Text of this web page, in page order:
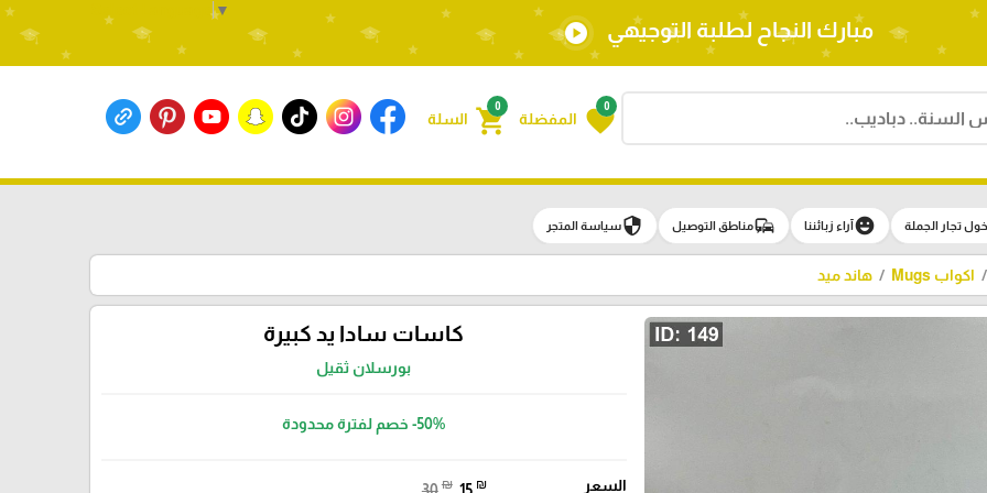
Select Language▼
0
favorite المفضلة
0
shopping_cart السلة
مبارك النجاح لطلبة التوجيهي play_circle
تجار الجملة emoji_emotionsآراء زبائننا commuteمناطق التوصيل securityسياسة المتجر
اكواب Mugs هاند ميد
كاسات سادا يد كبيرة
بورسلان ثقيل
-50%خصم لفترة محدودة
السعر ₪ ₪